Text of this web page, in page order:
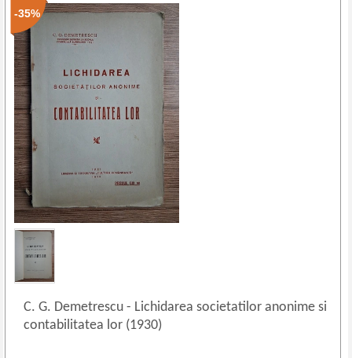
-35%
C. G. Demetrescu- Lichidarea societatilor anonime si
contabilitatea lor (1930)